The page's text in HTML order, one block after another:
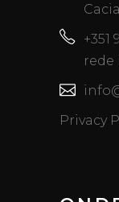
+351
rede
Privacy